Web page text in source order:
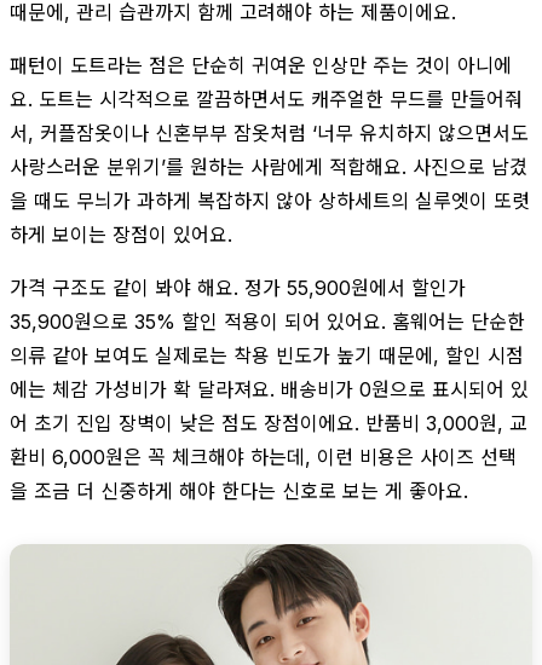
때문에, 관리 습관까지 함께 고려해야 하는 제품이에요.
패턴이 도트라는 점은 단순히 귀여운 인상만 주는 것이 아니에
요. 도트는 시각적으로 깔끔하면서도 캐주얼한 무드를 만들어줘
서, 커플잠옷이나 신혼부부 잠옷처럼 ‘너무 유치하지 않으면서도
사랑스러운 분위기’를 원하는 사람에게 적합해요. 사진으로 남겼
을 때도 무늬가 과하게 복잡하지 않아 상하세트의 실루엣이 또렷
하게 보이는 장점이 있어요.
가격 구조도 같이 봐야 해요. 정가 55,900원에서 할인가
35,900원으로 35% 할인 적용이 되어 있어요. 홈웨어는 단순한
의류 같아 보여도 실제로는 착용 빈도가 높기 때문에, 할인 시점
에는 체감 가성비가 확 달라져요. 배송비가 0원으로 표시되어 있
어 초기 진입 장벽이 낮은 점도 장점이에요. 반품비 3,000원, 교
환비 6,000원은 꼭 체크해야 하는데, 이런 비용은 사이즈 선택
을 조금 더 신중하게 해야 한다는 신호로 보는 게 좋아요.